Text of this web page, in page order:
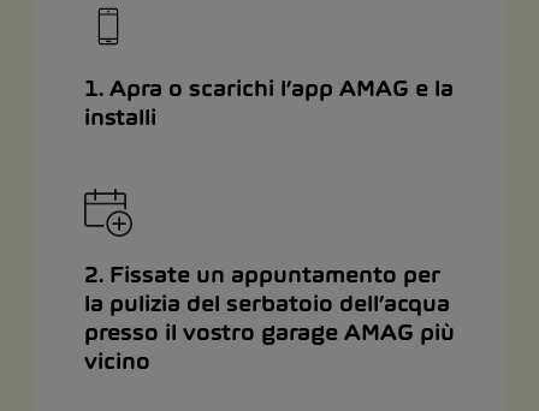
1. Apra o scarichi l’app AMAG e la
installi
2. Fissate un appuntamento per
la pulizia del serbatoio dell’acqua
presso il vostro garage AMAG più
vicino